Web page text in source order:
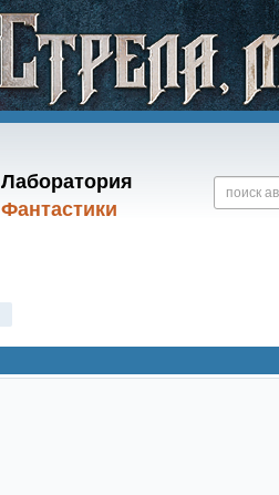
Лаборатория
Фантастики